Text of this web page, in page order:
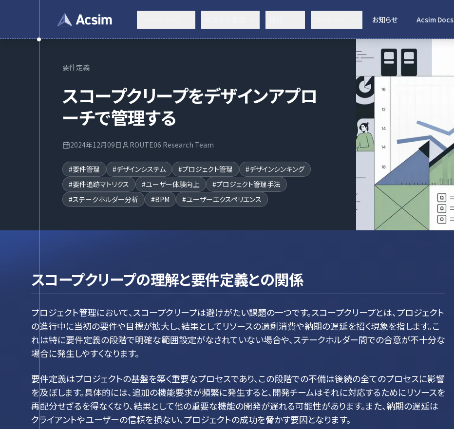
お知らせ Acsim Docs
要件定義
スコープクリープをデザインアプロ
ーチで管理する
2024年12月09日 ROUTE06 Research Team
#要件管理 #デザインシステム #プロジェクト管理 #デザインシンキング
#要件追跡マトリクス #ユーザー体験向上 #プロジェクト管理手法
#ステークホルダー分析 #BPM #ユーザーエクスペリエンス
スコープクリープの理解と要件定義との関係
プロジェクト管理において、スコープクリープは避けがたい課題の一つです。スコープクリープとは、プロジェクト
の進行中に当初の要件や目標が拡大し、結果としてリソースの過剰消費や納期の遅延を招く現象を指します。こ
れは特に要件定義の段階で明確な範囲設定がなされていない場合や、ステークホルダー間での合意が不十分な
場合に発生しやすくなります。
要件定義はプロジェクトの基盤を築く重要なプロセスであり、この段階での不備は後続の全てのプロセスに影響
を及ぼします。具体的には、追加の機能要求が頻繁に発生すると、開発チームはそれに対応するためにリソースを
再配分せざるを得なくなり、結果として他の重要な機能の開発が遅れる可能性があります。また、納期の遅延は
クライアントやユーザーの信頼を損ない、プロジェクトの成功を脅かす要因となります。